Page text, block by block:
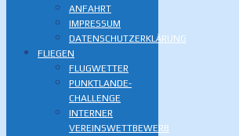
ANFAHRT
IMPRESSUM
DATENSCHUTZERKLÄRUNG
FLIEGEN
FLUGWETTER
PUNKTLANDE-
CHALLENGE
INTERNER
VEREINSWETTBEWERB